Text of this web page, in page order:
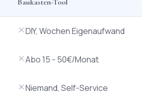
Baukasten-Tool
DIY, Wochen Eigenaufwand
Abo 15 - 50€/Monat
Niemand, Self-Service